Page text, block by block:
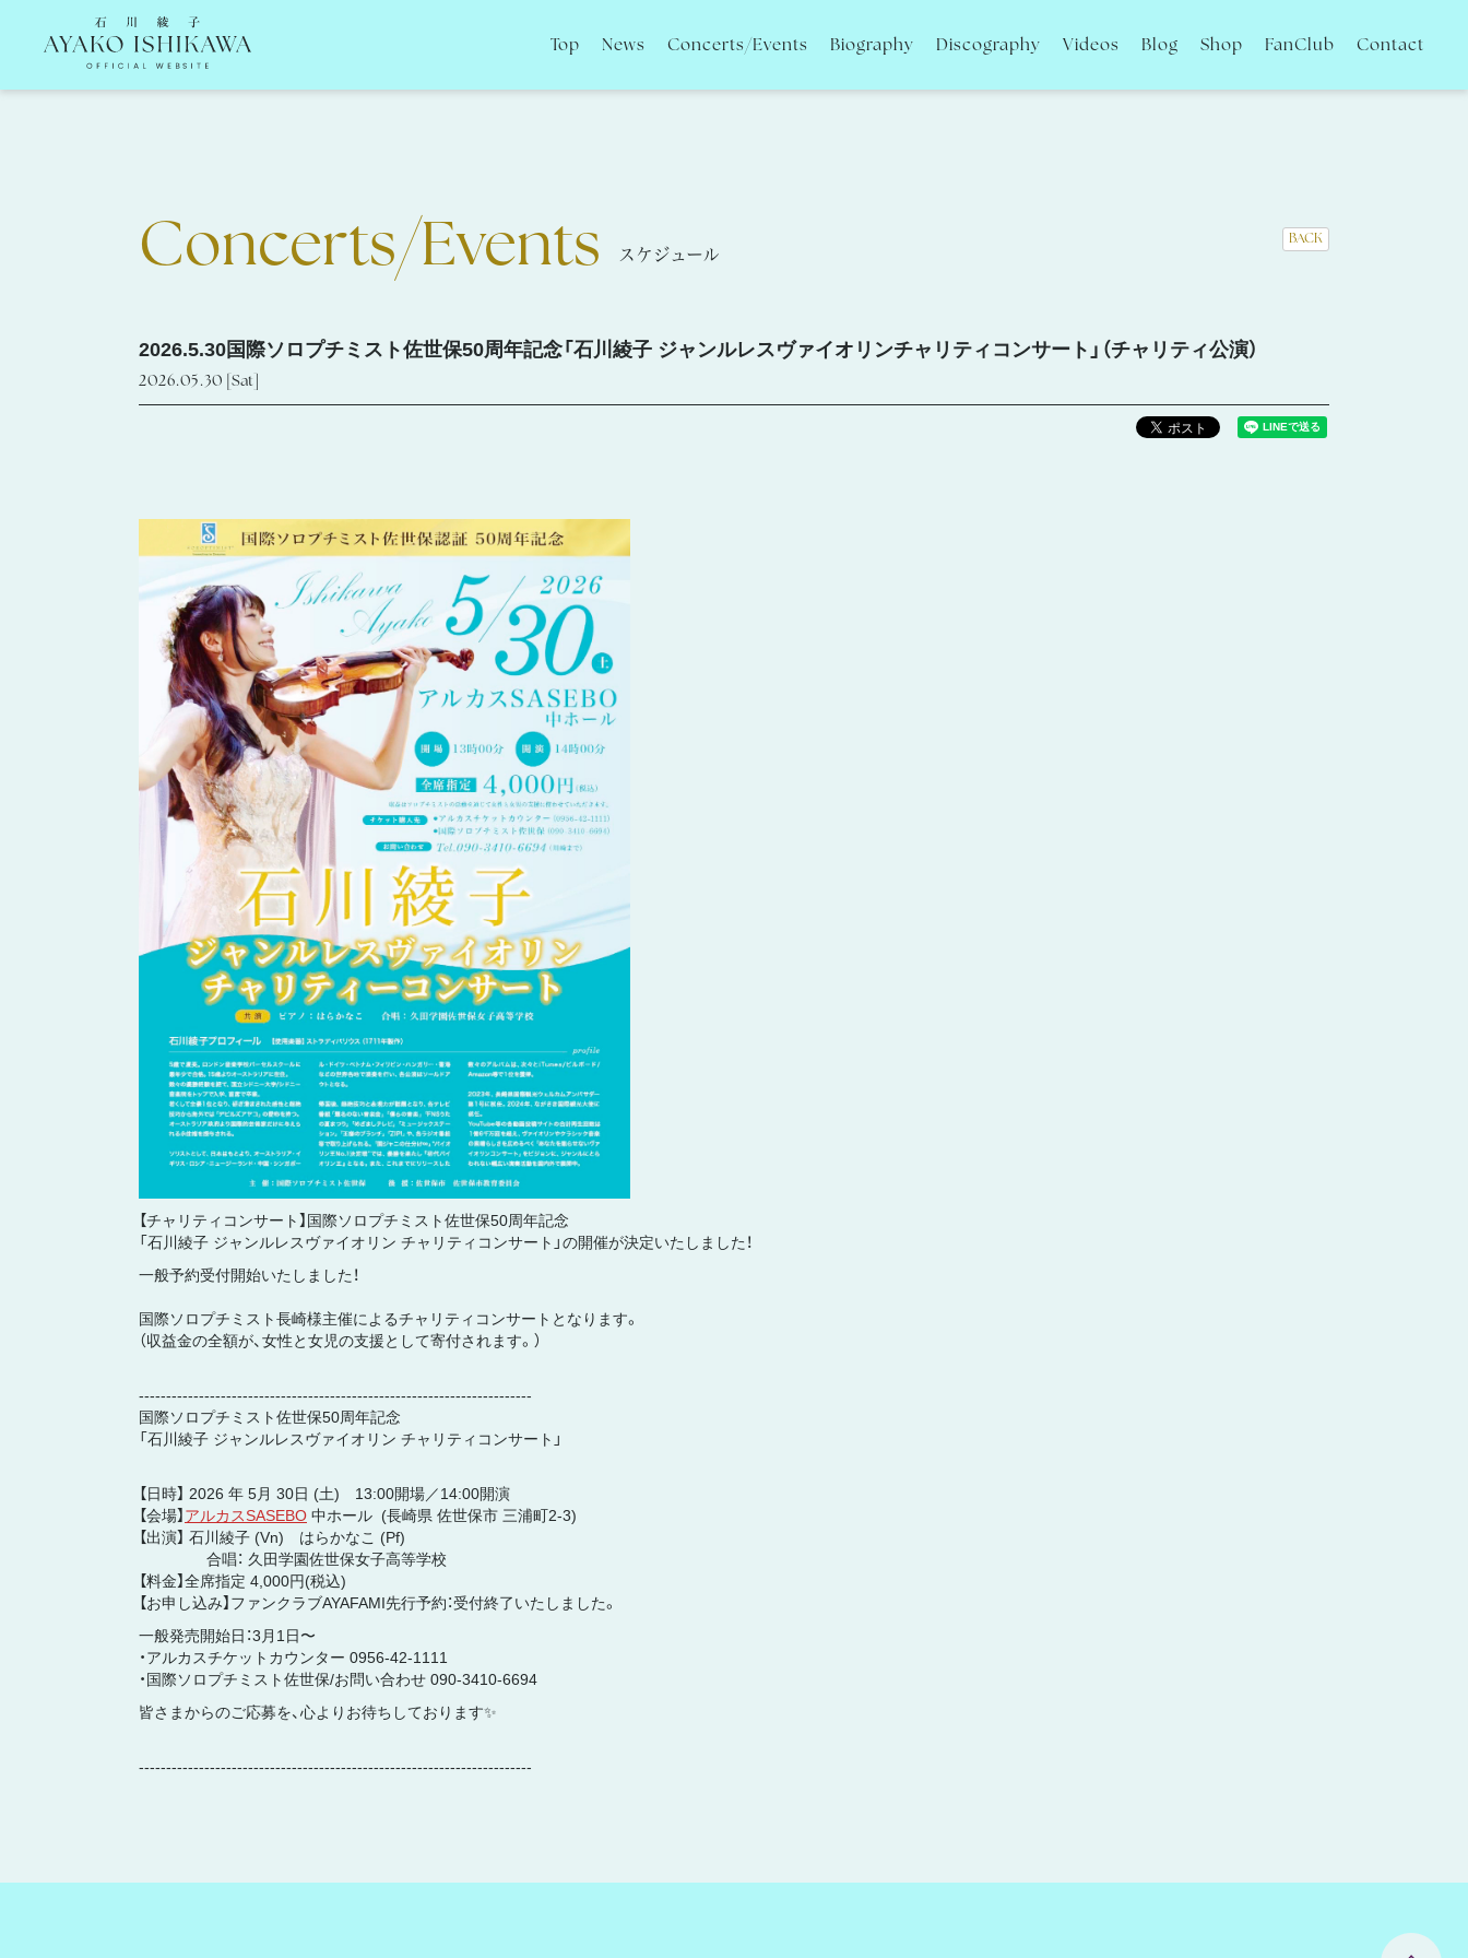
Top News Concerts/Events Biography Discography Videos Blog Shop FanClub Contact
Concerts/Events スケジュール
BACK
2026.5.30国際ソロプチミスト佐世保50周年記念「石川綾子 ジャンルレスヴァイオリンチャリティコンサート」（チャリティ公演）
2026.05.30 [Sat]
【チャリティコンサート】国際ソロプチミスト佐世保50周年記念
「石川綾子 ジャンルレスヴァイオリン チャリティコンサート」の開催が決定いたしました！
一般予約受付開始いたしました！
国際ソロプチミスト長崎様主催によるチャリティコンサートとなります。
（収益金の全額が、女性と女児の支援として寄付されます。）
------------------------------------------------------------------------
国際ソロプチミスト佐世保50周年記念
「石川綾子 ジャンルレスヴァイオリン チャリティコンサート」
【日時】 2026 年 5月 30日 (土) 13:00開場／14:00開演
【会場】 アルカスSASEBO 中ホール (長崎県 佐世保市 三浦町2-3)
【出演】 石川綾子 (Vn) はらかなこ (Pf)
合唱： 久田学園佐世保女子高等学校
【料金】全席指定 4,000円(税込)
【お申し込み】ファンクラブAYAFAMI先行予約：受付終了いたしました。
一般発売開始日：3月1日〜
・アルカスチケットカウンター 0956-42-1111
・国際ソロプチミスト佐世保/お問い合わせ 090-3410-6694
皆さまからのご応募を、心よりお待ちしております✨
------------------------------------------------------------------------